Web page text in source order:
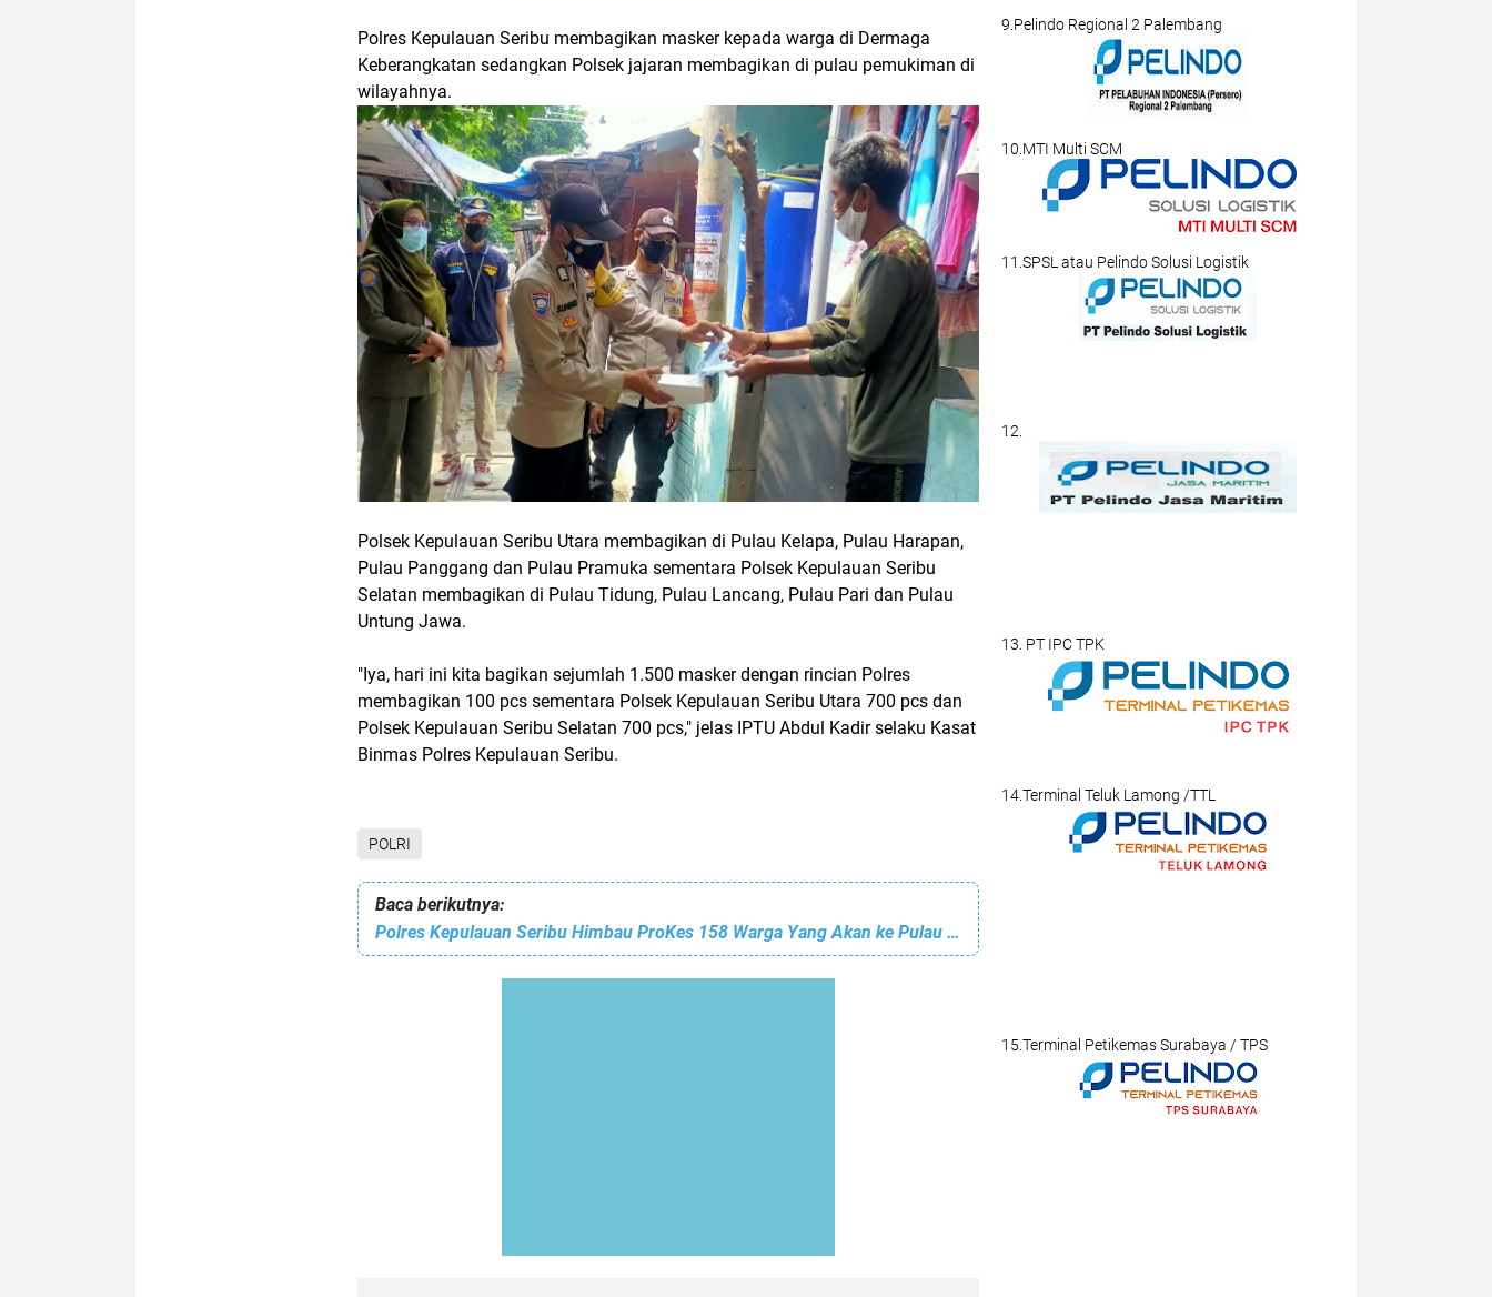
Polres Kepulauan Seribu membagikan masker kepada warga di Dermaga
Keberangkatan sedangkan Polsek jajaran membagikan di pulau pemukiman di
wilayahnya.
Polsek Kepulauan Seribu Utara membagikan di Pulau Kelapa, Pulau Harapan,
Pulau Panggang dan Pulau Pramuka sementara Polsek Kepulauan Seribu
Selatan membagikan di Pulau Tidung, Pulau Lancang, Pulau Pari dan Pulau
Untung Jawa.
"Iya, hari ini kita bagikan sejumlah 1.500 masker dengan rincian Polres
membagikan 100 pcs sementara Polsek Kepulauan Seribu Utara 700 pcs dan
Polsek Kepulauan Seribu Selatan 700 pcs," jelas IPTU Abdul Kadir selaku Kasat
Binmas Polres Kepulauan Seribu.
POLRI
Baca berikutnya:
Polres Kepulauan Seribu Himbau ProKes 158 Warga Yang Akan ke Pulau di Dermaga Keberangkatan
9.Pelindo Regional 2 Palembang
10.MTI Multi SCM
11.SPSL atau Pelindo Solusi Logistik
12.
13. PT IPC TPK
14.Terminal Teluk Lamong /TTL
15.Terminal Petikemas Surabaya / TPS